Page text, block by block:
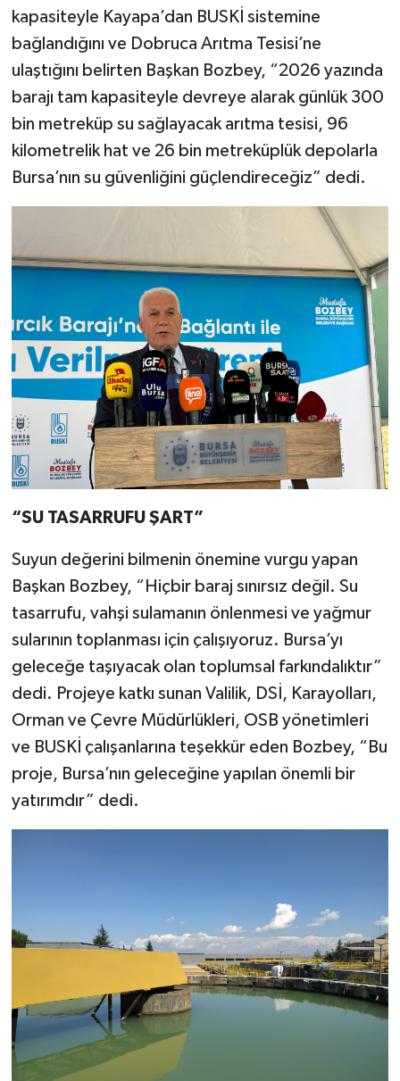
kapasiteyle Kayapa’dan BUSKİ sistemine
bağlandığını ve Dobruca Arıtma Tesisi’ne
ulaştığını belirten Başkan Bozbey, “2026 yazında
barajı tam kapasiteyle devreye alarak günlük 300
bin metreküp su sağlayacak arıtma tesisi, 96
kilometrelik hat ve 26 bin metreküplük depolarla
Bursa’nın su güvenliğini güçlendireceğiz” dedi.
“SU TASARRUFU ŞART”
Suyun değerini bilmenin önemine vurgu yapan
Başkan Bozbey, “Hiçbir baraj sınırsız değil. Su
tasarrufu, vahşi sulamanın önlenmesi ve yağmur
sularının toplanması için çalışıyoruz. Bursa’yı
geleceğe taşıyacak olan toplumsal farkındalıktır”
dedi. Projeye katkı sunan Valilik, DSİ, Karayolları,
Orman ve Çevre Müdürlükleri, OSB yönetimleri
ve BUSKİ çalışanlarına teşekkür eden Bozbey, “Bu
proje, Bursa’nın geleceğine yapılan önemli bir
yatırımdır” dedi.